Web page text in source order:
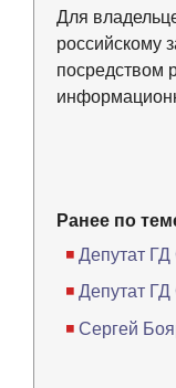
Для
российскому
посредством
Ранее по
Депутат ГД
Депутат ГД
Сергей